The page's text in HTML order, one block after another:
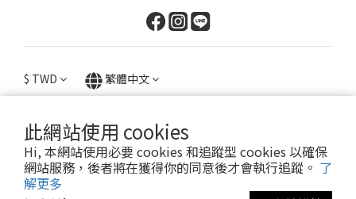
此網站使用 cookies
Hi, 本網站使用必要 cookies 和追蹤型 cookies 以確保
網站服務，後者將在獲得你的同意後才會執行追蹤。 了
解更多
$ TWD 繁體中文
提醒您，我們不會以電話或簡訊方式通知變更付款方式。